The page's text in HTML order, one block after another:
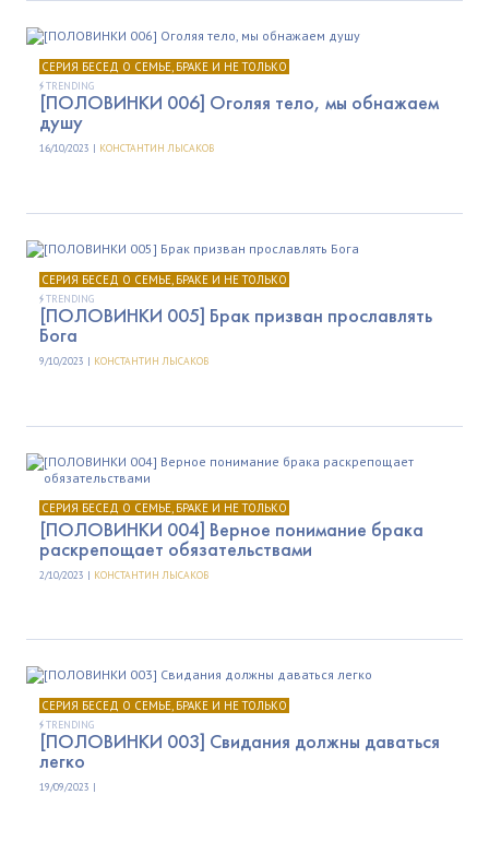
СЕРИЯ БЕСЕД О СЕМЬЕ, БРАКЕ И НЕ ТОЛЬКО
TRENDING
[ПОЛОВИНКИ 006] Оголяя тело, мы обнажаем
душу
16/10/2023 | КОНСТАНТИН ЛЫСАКОВ
СЕРИЯ БЕСЕД О СЕМЬЕ, БРАКЕ И НЕ ТОЛЬКО
TRENDING
[ПОЛОВИНКИ 005] Брак призван прославлять
Бога
9/10/2023 | КОНСТАНТИН ЛЫСАКОВ
СЕРИЯ БЕСЕД О СЕМЬЕ, БРАКЕ И НЕ ТОЛЬКО
[ПОЛОВИНКИ 004] Верное понимание брака
раскрепощает обязательствами
2/10/2023 | КОНСТАНТИН ЛЫСАКОВ
СЕРИЯ БЕСЕД О СЕМЬЕ, БРАКЕ И НЕ ТОЛЬКО
TRENDING
[ПОЛОВИНКИ 003] Свидания должны даваться
легко
19/09/2023 |